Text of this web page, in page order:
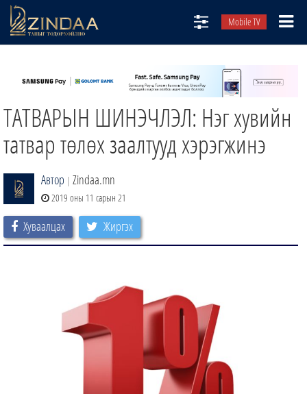
Mobile TV
ТВ8
ӨГЛӨӨНИЙ СОНИН
ЗИНДАА СЭТГҮҮЛ
ТАТВАРЫН ШИНЭЧЛЭЛ: Нэг хувийн
татвар төлөх заалтууд хэрэгжинэ
Автор | Zindaa.mn
2019 оны 11 сарын 21
Хуваалцах Жиргэх